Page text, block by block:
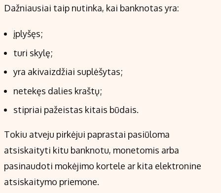
Dažniausiai taip nutinka, kai banknotas yra:
įplyšęs;
turi skylę;
yra akivaizdžiai suplėšytas;
netekęs dalies kraštų;
stipriai pažeistas kitais būdais.
Tokiu atveju pirkėjui paprastai pasiūloma
atsiskaityti kitu banknotu, monetomis arba
pasinaudoti mokėjimo kortele ar kita elektronine
atsiskaitymo priemone.